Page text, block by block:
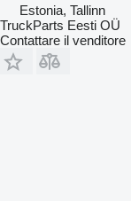
Estonia, Tallinn
TruckParts Eesti OÜ
Contattare il venditore